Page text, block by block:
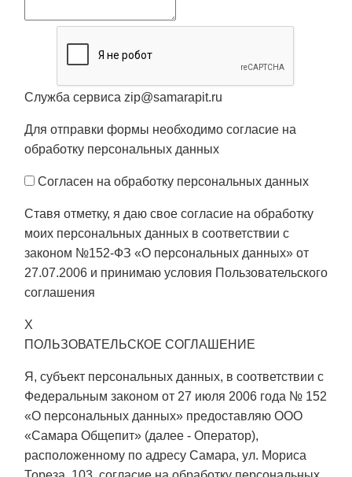
Служба сервиса zip@samarapit.ru
Для отправки формы необходимо согласие на
обработку персональных данных
Согласен на обработку персональных данных
Ставя отметку, я даю свое согласие на обработку
моих персональных данных в соответствии с
законом №152-ФЗ «О персональных данных» от
27.07.2006 и принимаю условия Пользовательского
соглашения
X
ПОЛЬЗОВАТЕЛЬСКОЕ СОГЛАШЕНИЕ
Я, субъект персональных данных, в соответствии с
Федеральным законом от 27 июля 2006 года № 152
«О персональных данных» предоставляю ООО
«Самара Общепит» (далее - Оператор),
расположенному по адресу Самара, ул. Мориса